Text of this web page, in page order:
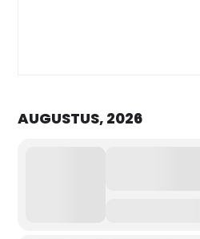
AUGUSTUS, 2026